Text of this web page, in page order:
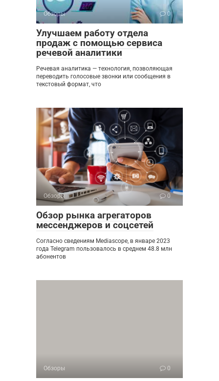
Обзоры 0
Улучшаем работу отдела
продаж с помощью сервиса
речевой аналитики
Речевая аналитика — технология, позволяющая
переводить голосовые звонки или сообщения в
текстовый формат, что
Обзоры 0
Обзор рынка агрегаторов
мессенджеров и соцсетей
Согласно сведениям Mediascope, в январе 2023
года Telegram пользовалось в среднем 48.8 млн
абонентов
Обзоры 0